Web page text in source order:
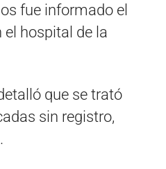
fue informado el
el hospital de la
que se trató
sin registro,